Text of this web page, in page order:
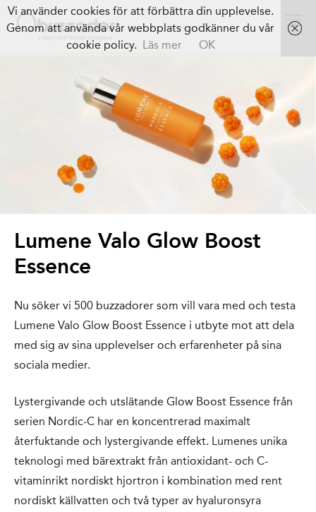
Lumene Valo Glow Boost
Essence
Nu söker vi 500 buzzadorer som vill vara med och testa
Lumene Valo Glow Boost Essence i utbyte mot att dela
med sig av sina upplevelser och erfarenheter på sina
sociala medier.
Lystergivande och utslätande Glow Boost Essence från
serien Nordic-C har en koncentrerad maximalt
återfuktande och lystergivande effekt. Lumenes unika
teknologi med bärextrakt från antioxidant- och C-
vitaminrikt nordiskt hjortron i kombination med rent
nordiskt källvatten och två typer av hyaluronsyra
Vi använder cookies för att förbättra din upplevelse.
Genom att använda vår webbplats godkänner du vår
cookie policy. Läs mer OK